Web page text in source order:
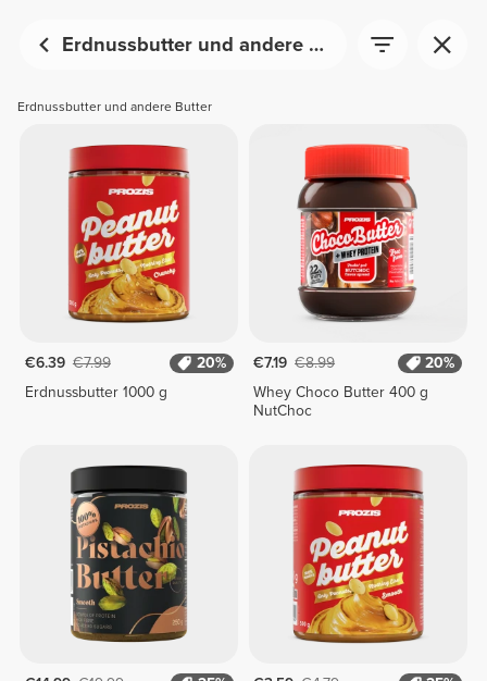
Erdnussbutter und andere Butter
Erdnussbutter und andere Butter
€6.39 €7.99
20%
Erdnussbutter 1000 g
€7.19 €8.99
20%
Whey Choco Butter 400 g
NutChoc